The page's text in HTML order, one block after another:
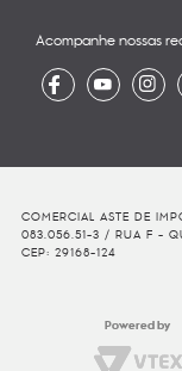
Acompanhe nossas
COMERCIAL ASTE DE
083.056.51-3 / RUA F -
CEP: 29168-124
Powered by